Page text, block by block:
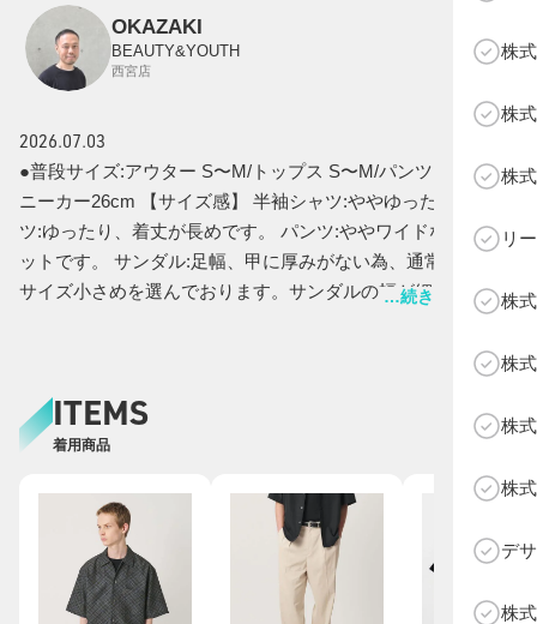
株
株
株
リ
株
株
株
株
デ
株
OKAZAKI
BEAUTY&YOUTH
西宮店
2026.07.03
●普段サイズ:アウター S〜M/トップス S〜M/パンツ SかM/ス
ニーカー26cm 【サイズ感】 半袖シャツ:ややゆったり Tシャ
ツ:ゆったり、着丈が長めです。 パンツ:ややワイドなシルエ
ットです。 サンダル:足幅、甲に厚みがない為、通常よりワン
サイズ小さめを選んでおります。サンダルの幅が細い為、足
幅や甲に厚みがある方は普段通りのサイズをお選びいただい
た方が良いかと思います。 【コーディネート】 柔らかい素材
の柄シャツをメインに、Tシャツ、淡い色目のパンツでスッキ
リした印象になるようにしてみました。足元をレザーサンダ
ルで抜け感のある綺麗めにコーディネートしているのもポイ
…続きを表示する
ITEMS
着用商品